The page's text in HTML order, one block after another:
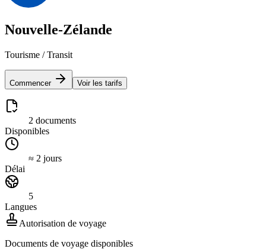
Nouvelle-Zélande
Tourisme / Transit
Commencer Voir les tarifs
2 documents
Disponibles
≈ 2 jours
Délai
5
Langues
Autorisation de voyage
Documents de voyage disponibles